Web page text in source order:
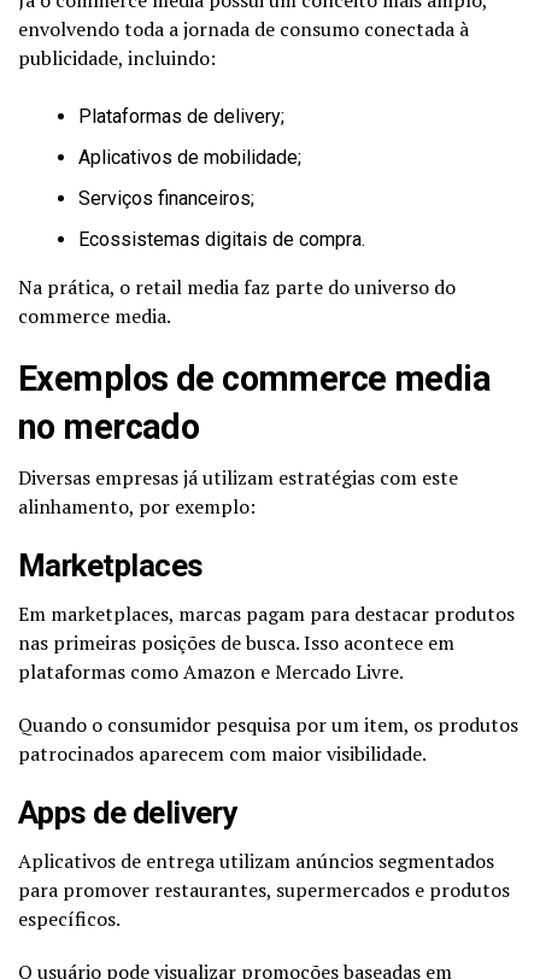
envolvendo toda a jornada de consumo conectada à
publicidade, incluindo:
Plataformas de delivery;
Aplicativos de mobilidade;
Serviços financeiros;
Ecossistemas digitais de compra.
Na prática, o retail media faz parte do universo do
commerce media.
Exemplos de commerce media
no mercado
Diversas empresas já utilizam estratégias com este
alinhamento, por exemplo:
Marketplaces
Em marketplaces, marcas pagam para destacar produtos
nas primeiras posições de busca. Isso acontece em
plataformas como Amazon e Mercado Livre.
Quando o consumidor pesquisa por um item, os produtos
patrocinados aparecem com maior visibilidade.
Apps de delivery
Aplicativos de entrega utilizam anúncios segmentados
para promover restaurantes, supermercados e produtos
específicos.
O usuário pode visualizar promoções baseadas em